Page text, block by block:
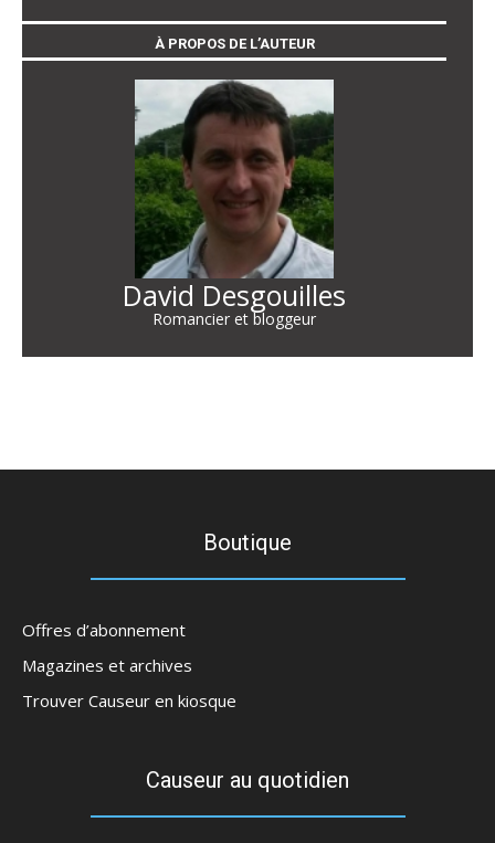
À PROPOS DE L’AUTEUR
David Desgouilles
Romancier et bloggeur
Boutique
Offres d’abonnement
Magazines et archives
Trouver Causeur en kiosque
Causeur au quotidien